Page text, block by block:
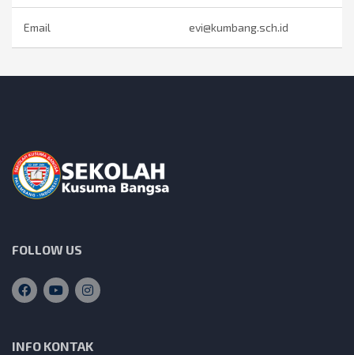
Email evi@kumbang.sch.id
FOLLOW US
INFO KONTAK